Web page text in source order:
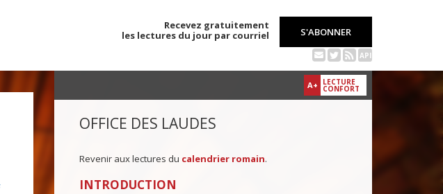
Recevez gratuitement
les lectures du jour par courriel
S'ABONNER
API
A+ LECTURE
CONFORT
OFFICE DES LAUDES
Revenir aux lectures du calendrier romain.
INTRODUCTION